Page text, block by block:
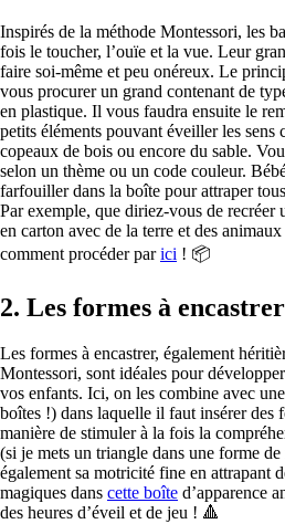
Inspirés de la méthode Montessori, les
fois le toucher, l’ouïe et la vue. Leur
faire soi-même et peu onéreux. Le
vous procurer un grand contenant de
en plastique. Il vous faudra ensuite le
petits éléments pouvant éveiller les sens
copeaux de bois ou encore du sable.
selon un thème ou un code couleur.
farfouiller dans la boîte pour attraper
Par exemple, que diriez-vous de recréer
en carton avec de la terre et des
comment procéder parici ! 📦
2. Les formes à encastrer
Les formes à encastrer, également
Montessori, sont idéales pour
vos enfants. Ici, on les combine avec
boîtes !) dans laquelle il faut insérer des
manière de stimuler à la fois la
(si je mets un triangle dans une forme
également sa motricité fine en attrapant
magiques dans cette boîte d’apparence
des heures d’éveil et de jeu ! 🔺